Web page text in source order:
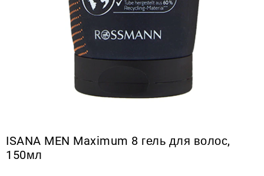
ISANA MEN Maximum 8 гель для волос,
150мл